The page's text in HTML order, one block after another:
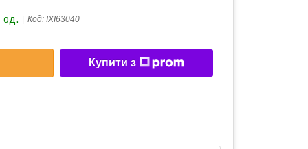
од. Код: IXI63040
Купити з